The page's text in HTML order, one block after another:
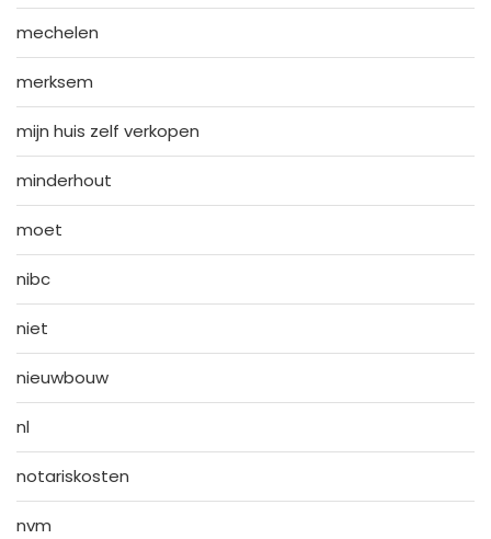
mechelen
merksem
mijn huis zelf verkopen
minderhout
moet
nibc
niet
nieuwbouw
nl
notariskosten
nvm